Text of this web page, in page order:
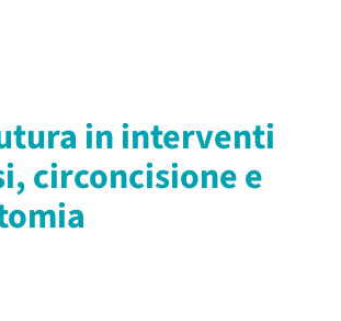
in interventi
circoncisione e